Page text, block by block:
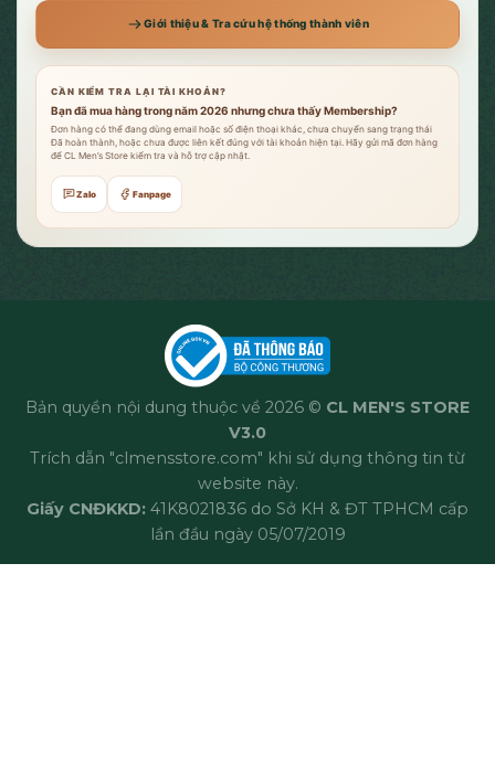
Giới thiệu & Tra cứu hệ thống thành viên
CẦN KIỂM TRA LẠI TÀI KHOẢN?
Bạn đã mua hàng trong năm 2026 nhưng chưa thấy Membership?
Đơn hàng có thể đang dùng email hoặc số điện thoại khác, chưa chuyển sang trạng thái
Đã hoàn thành, hoặc chưa được liên kết đúng với tài khoản hiện tại. Hãy gửi mã đơn hàng
để CL Men’s Store kiểm tra và hỗ trợ cập nhật.
Zalo Fanpage
Bản quyền nội dung thuộc về 2026 © CL MEN'S STORE
V3.0
Trích dẫn "clmensstore.com" khi sử dụng thông tin từ
website này.
Giấy CNĐKKD: 41K8021836 do Sở KH & ĐT TPHCM cấp
lần đầu ngày 05/07/2019